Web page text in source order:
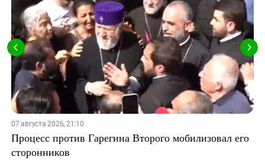
07 августа 2026, 21:10
Процесс против Гарегина Второго мобилизовал его
сторонников